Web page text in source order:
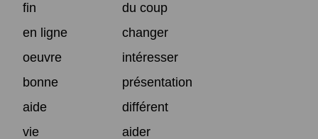
fin
du coup
en ligne
changer
oeuvre
intéresser
bonne
présentation
aide
différent
vie
aider